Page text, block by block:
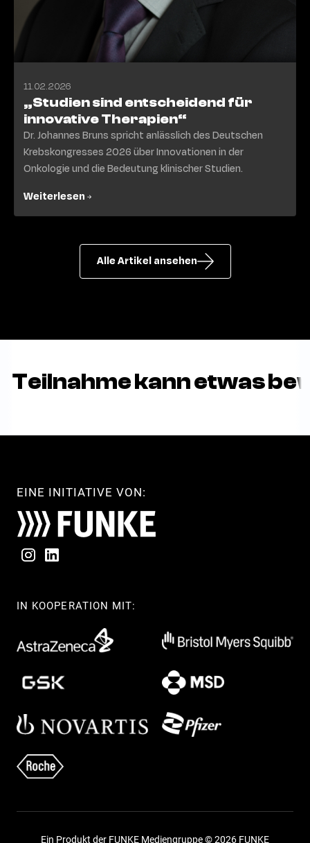
11.02.2026
„Studien sind entscheidend für
innovative Therapien“
Dr. Johannes Bruns spricht anlässlich des Deutschen
Krebskongresses 2026 über Innovationen in der
Onkologie und die Bedeutung klinischer Studien.
Weiterlesen
Alle Artikel ansehen
Teilnahme kann etwas
EINE INITIATIVE VON:
IN KOOPERATION MIT:
Ein Produkt der FUNKE Mediengruppe © 2026 FUNKE